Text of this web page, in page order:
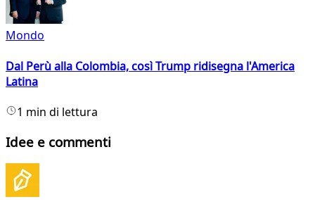
Mondo
Dal Perù alla Colombia, così Trump ridisegna l'America
Latina
1 min di lettura
Idee e commenti